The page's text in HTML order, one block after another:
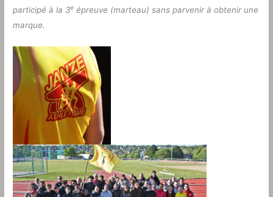
participé à la 3e épreuve (marteau) sans parvenir à obtenir une
marque.